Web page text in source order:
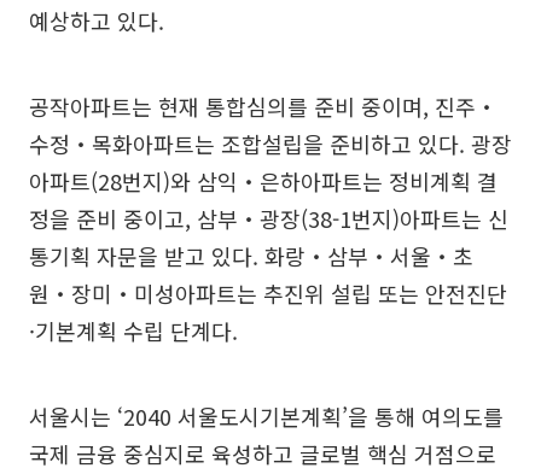
예상하고 있다.
공작아파트는 현재 통합심의를 준비 중이며, 진주‧
수정‧목화아파트는 조합설립을 준비하고 있다. 광장
아파트(28번지)와 삼익‧은하아파트는 정비계획 결
정을 준비 중이고, 삼부‧광장(38-1번지)아파트는 신
통기획 자문을 받고 있다. 화랑‧삼부‧서울‧초
원‧장미‧미성아파트는 추진위 설립 또는 안전진단
·기본계획 수립 단계다.
서울시는 ‘2040 서울도시기본계획’을 통해 여의도를
국제 금융 중심지로 육성하고 글로벌 핵심 거점으로